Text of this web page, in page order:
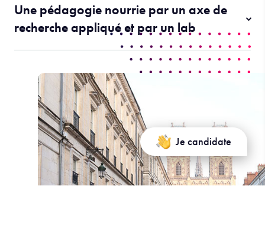
Je candidate
Une pédagogie nourrie par un axe de
recherche appliqué et par un lab